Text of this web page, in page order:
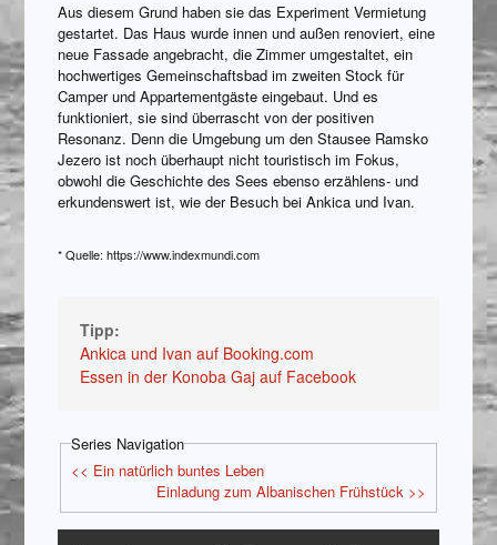
Aus diesem Grund haben sie das Experiment Vermietung
gestartet. Das Haus wurde innen und außen renoviert, eine
neue Fassade angebracht, die Zimmer umgestaltet, ein
hochwertiges Gemeinschaftsbad im zweiten Stock für
Camper und Appartementgäste eingebaut. Und es
funktioniert, sie sind überrascht von der positiven
Resonanz. Denn die Umgebung um den Stausee Ramsko
Jezero ist noch überhaupt nicht touristisch im Fokus,
obwohl die Geschichte des Sees ebenso erzählens- und
erkundenswert ist, wie der Besuch bei Ankica und Ivan.
* Quelle: https://www.indexmundi.com
Tipp:
Ankica und Ivan auf Booking.com
Essen in der Konoba Gaj auf Facebook
Series Navigation
<< Ein natürlich buntes Leben
Einladung zum Albanischen Frühstück >>